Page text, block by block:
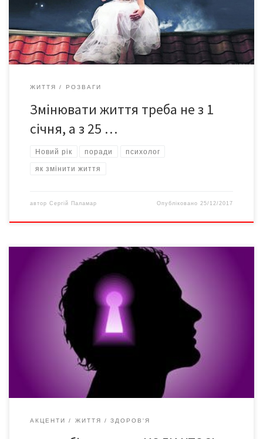
запам’ятовуємо і забуваємо щось не через властивості
пам’яті, а від того, наскільки свідомо […]
ЖИТТЯ РОЗВАГИ
Змінювати життя треба не з 1
січня, а з 25 …
Новий рік поради психолог
як змінити життя
автор Сергій Паламар Опубліковано 25/12/2017
Ви не зобов’язані нікому пояснювати свою життєву ситуацію.
Якщо ви живете в цивільному шлюбі, або міняєте квартиру на
іншу, або живете з батьками, хоча вам уже давно не двадцять,
– ви не зобов’язані нікому звітувати, чому ви робите так, а не
інакше. 2. Ви не зобов’язані нікому пояснювати свої життєві
АКЦЕНТИ ЖИТТЯ ЗДОРОВ'Я